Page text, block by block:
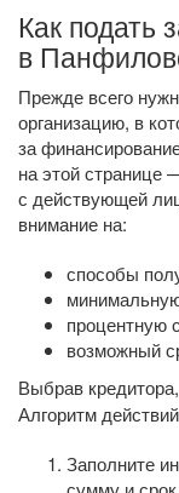
Как подать
в
Прежде всего
организацию, в
за
на этой странице
с действующей
внимание на:
способы
процентную
возможный
Выбрав
Алгоритм
Заполните